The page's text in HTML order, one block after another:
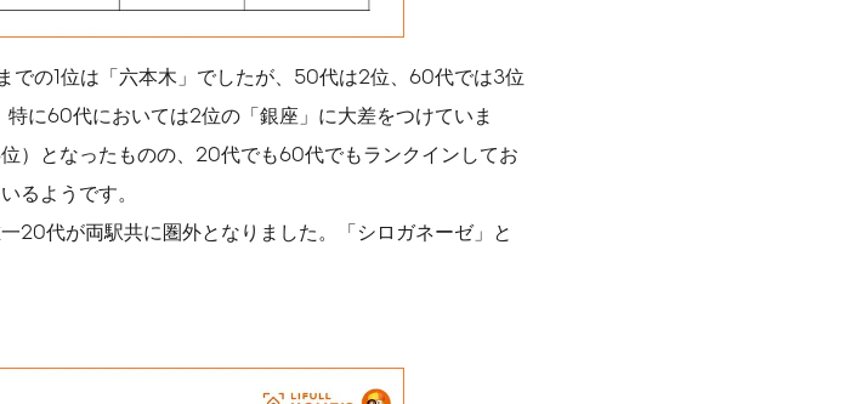
の1位は「六本木」でしたが、50代は2位、60代では3位
に60代においては2位の「銀座」に大差をつけていま
）となったものの、20代でも60代でもランクインしてお
るようです。
20代が両駅共に圏外となりました。「シロガネーゼ」と